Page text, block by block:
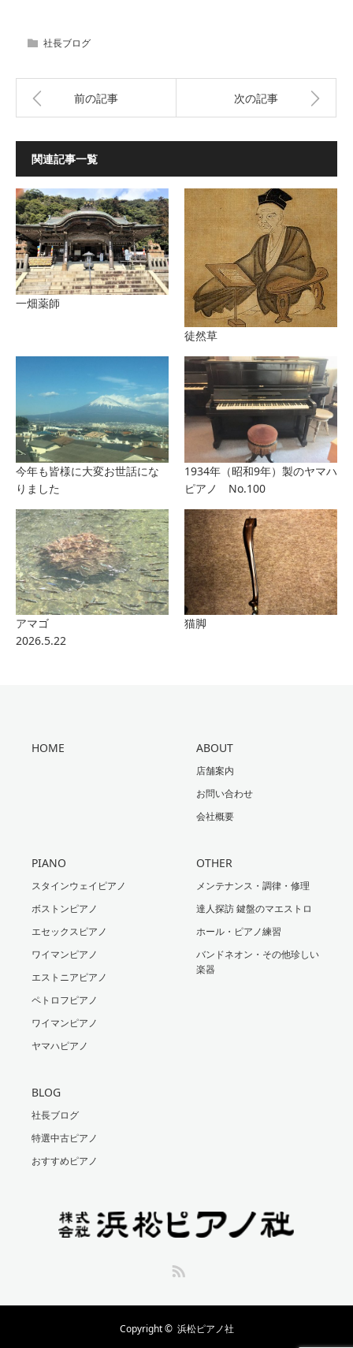
社長ブログ
前の記事 次の記事
関連記事一覧
一畑薬師
徒然草
今年も皆様に大変お世話にな
りました
1934年（昭和9年）製のヤマハ
ピアノ No.100
アマゴ
2026.5.22
猫脚
HOME ABOUT
店舗案内
お問い合わせ
会社概要
PIANO
スタインウェイピアノ
ボストンピアノ
エセックスピアノ
ワイマンピアノ
エストニアピアノ
ペトロフピアノ
ワイマンピアノ
ヤマハピアノ
OTHER
メンテナンス・調律・修理
達人探訪 鍵盤のマエストロ
ホール・ピアノ練習
バンドネオン・その他珍しい
楽器
BLOG
社長ブログ
特選中古ピアノ
おすすめピアノ
Copyright © 浜松ピアノ社